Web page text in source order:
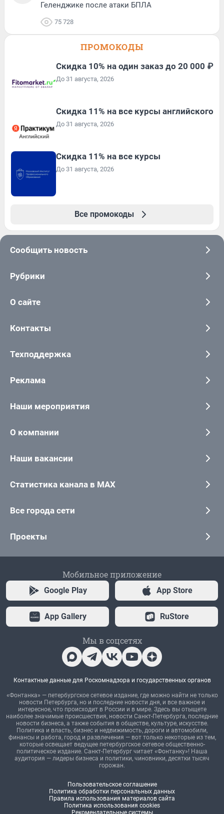
Геленджике после атаки БПЛА
75 728
ПРОМОКОДЫ
Скидка 10% на один заказ до 20 000 ₽
До 31 августа, 2026
Скидка 11% на все курсы английского
До 31 августа, 2026
Скидка 11% на все курсы
До 31 августа, 2026
Все промокоды
Сообщить новость
Рубрики
О сайте
Контакты
Техподдержка
Реклама
Наши мероприятия
О компании
Наши вакансии
Статистика канала в MAX
Все города сети
Проекты
Мобильное приложение
Google Play App Store
App Gallery RuStore
Мы в соцсетях
Контактные данные для Роскомнадзора и государственных органов
«Фонтанка» — петербургское сетевое издание, где можно найти не только
новости Петербурга, но и последние новости дня, и все важное и
интересное, что происходит в России и в мире. Здесь вы отыщете
наиболее значимые происшествия, новости Санкт-Петербурга, последние
новости бизнеса, а также события в обществе, культуре, искусстве.
Политика и власть, бизнес и недвижимость, дороги и автомобили,
финансы и работа, город и развлечения — вот только некоторые из тем,
которые освещает ведущее петербургское сетевое общественно-
политическое издание. Санкт-Петербург читает «Фонтанку»! Наша
аудитория — лидеры бизнеса и политики, чиновники, десятки тысяч
горожан.
Пользовательское соглашение
Политика обработки персональных данных
Правила использования материалов сайта
Политика использования cookies
Рекомендательные системы